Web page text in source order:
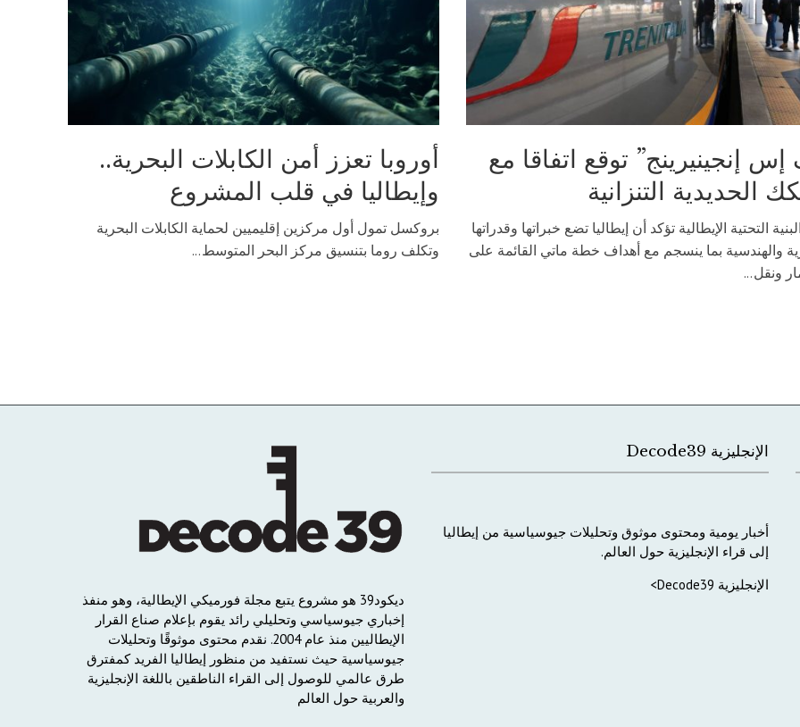
إنجينيرينج” توقع اتفاقا مع
الحديدية التنزانية
التحتية الإيطالية تؤكد أن إيطاليا تضع خبراتها وقدراتها
والهندسية بما ينسجم مع أهداف خطة ماتي القائمة على
ونقل...
أوروبا تعزز أمن الكابلات البحرية..
وإيطاليا في قلب المشروع
بروكسل تمول أول مركزين إقليميين لحماية الكابلات البحرية
وتكلف روما بتنسيق مركز البحر المتوسط...
ديكود39 هو مشروع يتبع مجلة فورميكي الإيطالية، وهو منفذ
إخباري جيوسياسي وتحليلي رائد يقوم بإعلام صناع القرار
الإيطاليين منذ عام 2004. نقدم محتوى موثوقًا وتحليلات
جيوسياسية حيث نستفيد من منظور إيطاليا الفريد كمفترق
طرق عالمي للوصول إلى القراء الناطقين باللغة الإنجليزية
والعربية حول العالم
الإنجليزية Decode39
أخبار يومية ومحتوى موثوق وتحليلات جيوسياسية من إيطاليا
إلى قراء الإنجليزية حول العالم.
الإنجليزية Decode39>